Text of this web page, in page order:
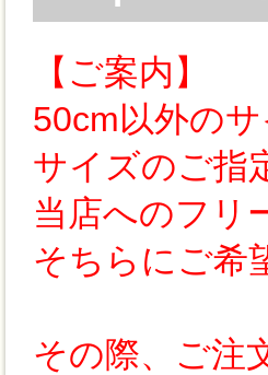
【ご案内】
50cm以外の
サイズのご指
当店へのフリ
そちらにご希
その際、ご注